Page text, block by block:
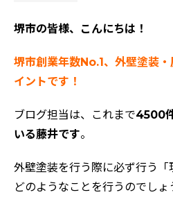
堺市の皆様、こんにちは！
堺市創業年数No.1、外壁塗装
イントです！
ブログ担当は、これまで4500
いる藤井です。
外壁塗装を行う際に必ず行う
どのようなことを行うのでしょ